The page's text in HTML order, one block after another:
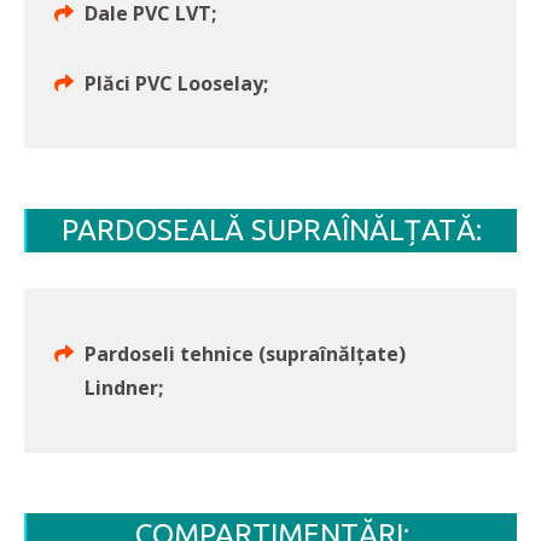
Dale PVC LVT;
Plăci PVC Looselay;
PARDOSEALĂ SUPRAÎNĂLȚATĂ:
Pardoseli tehnice (supraînălțate)
Lindner;